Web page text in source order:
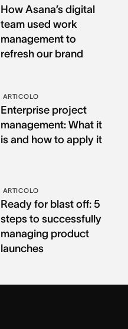
How Asana’s digital
team used work
management to
refresh our brand
ARTICOLO
Enterprise project
management: What it
is and how to apply it
ARTICOLO
Ready for blast off: 5
steps to successfully
managing product
launches